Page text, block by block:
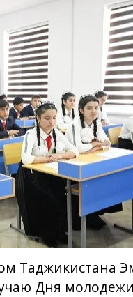
Таджикистана
Дня